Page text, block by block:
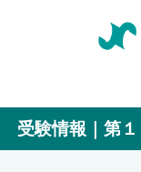
受験情報｜第